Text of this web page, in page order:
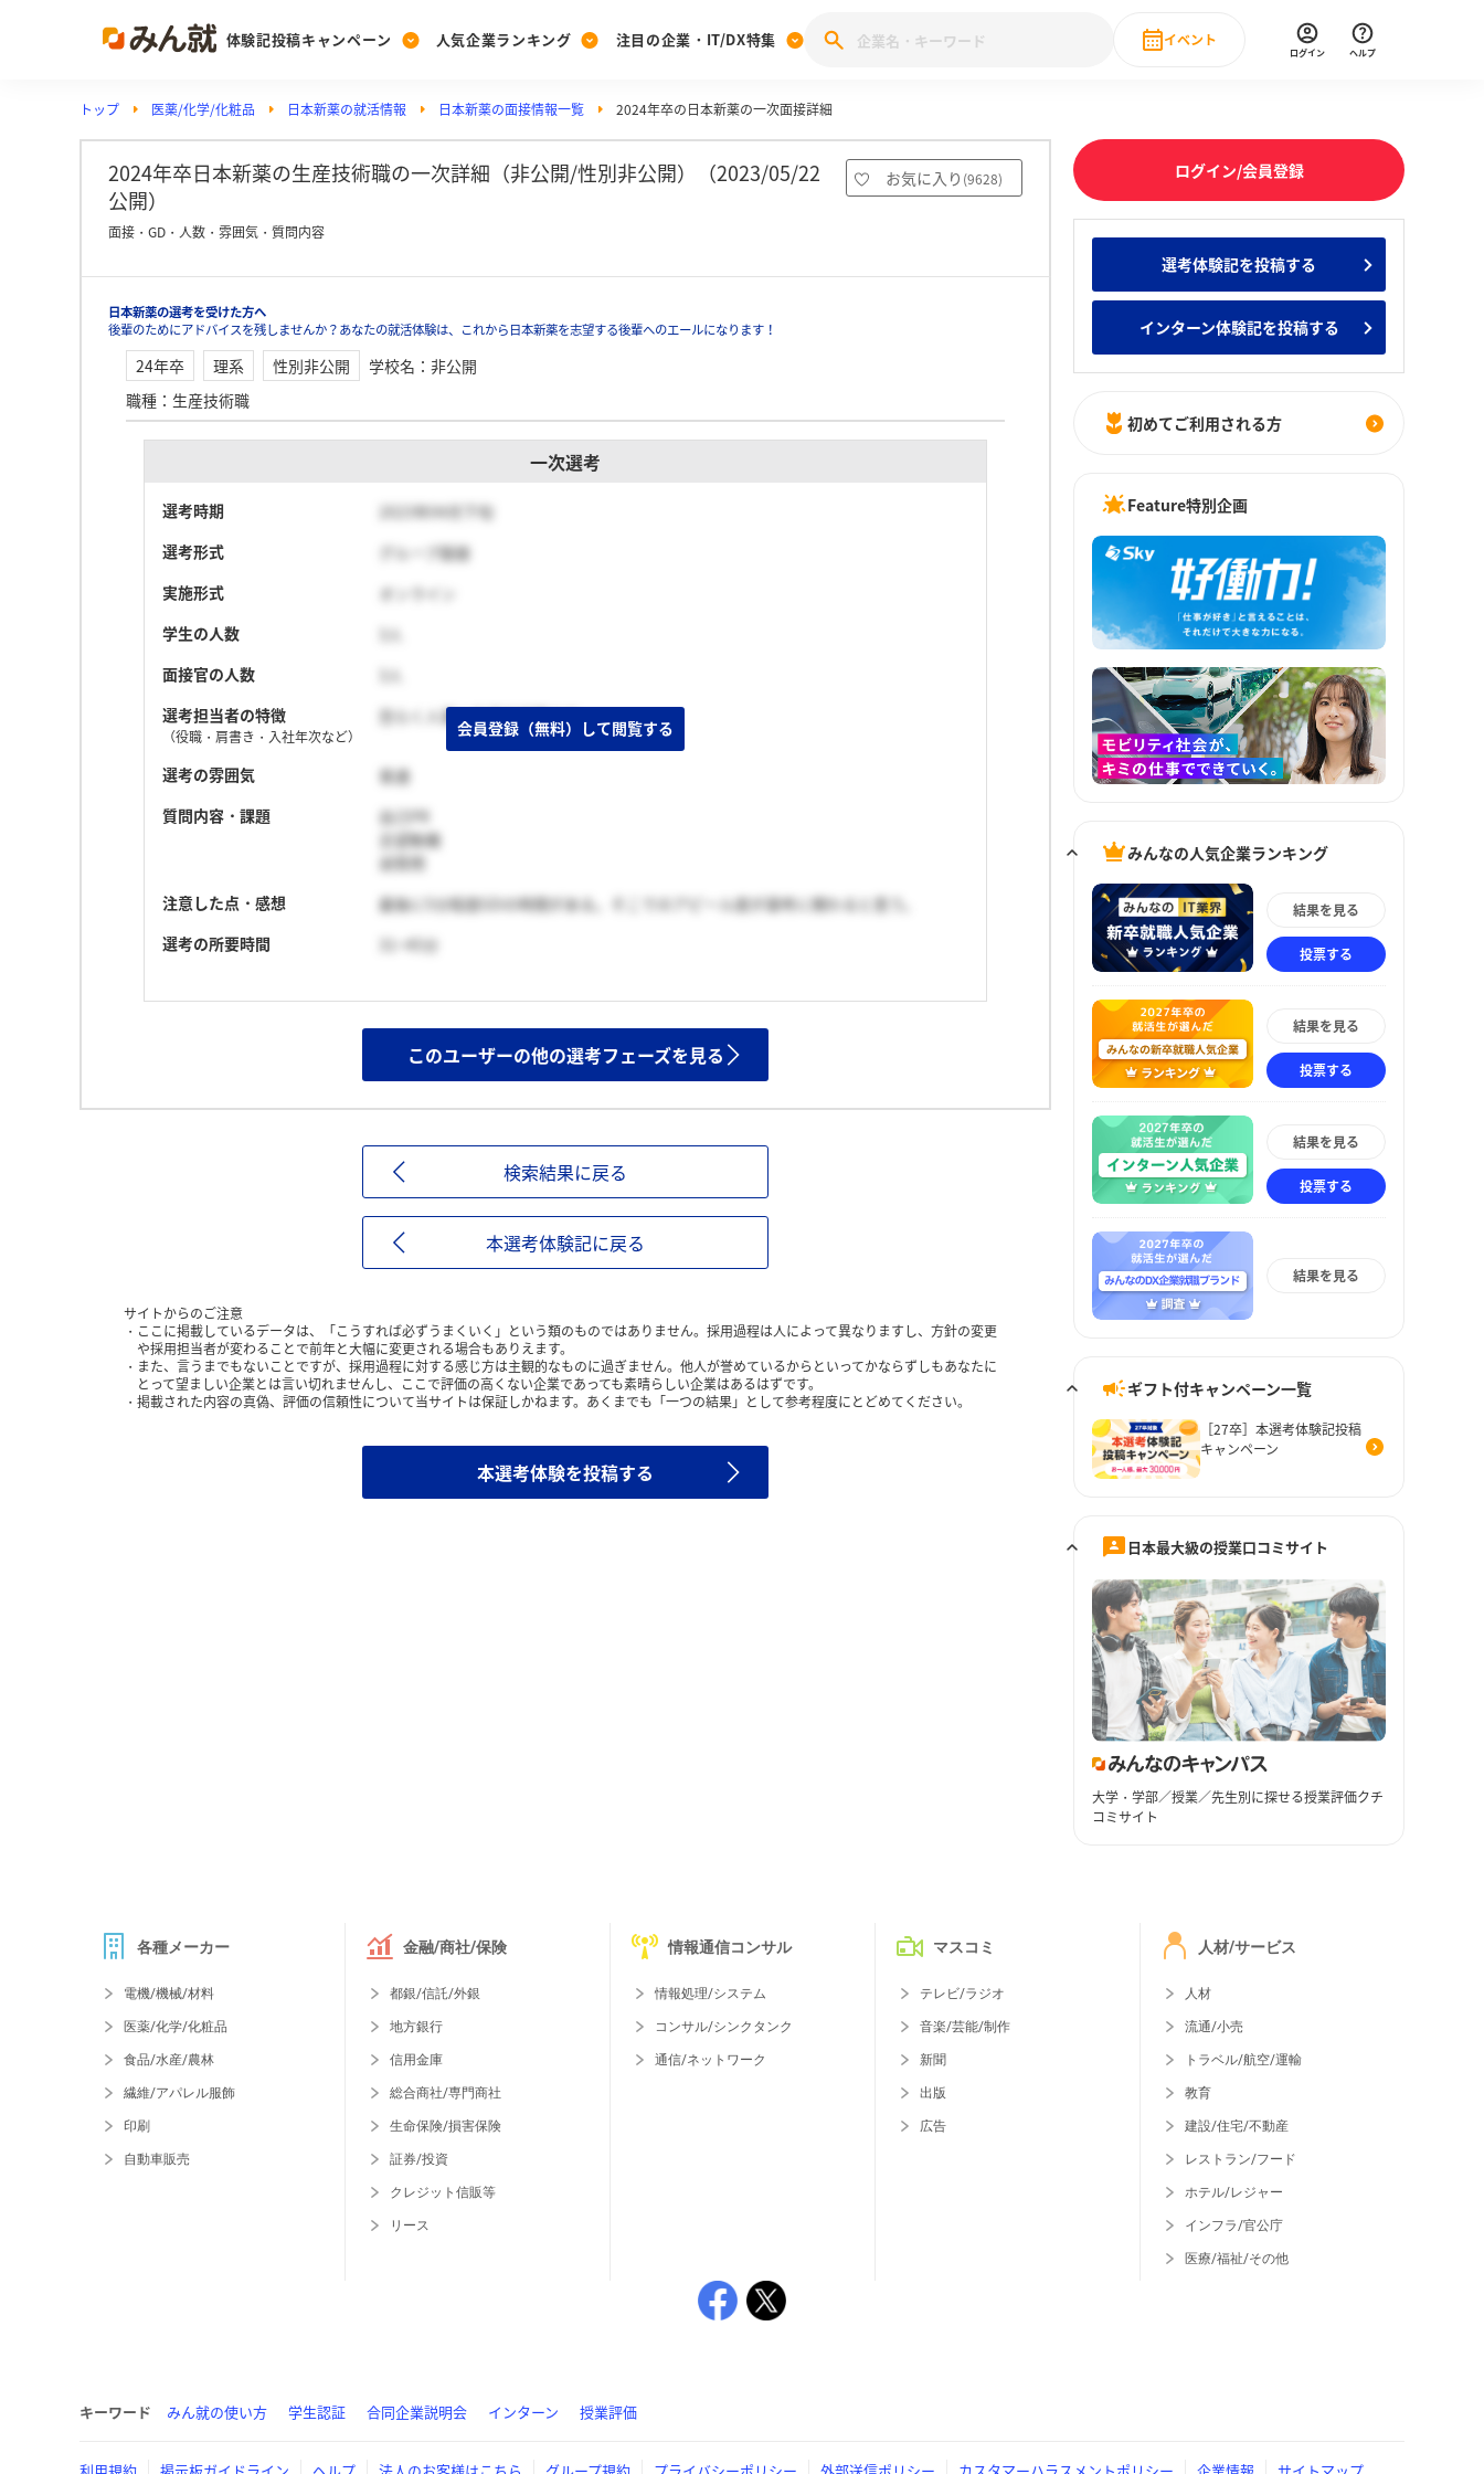
体験記投稿キャンペーン
Post
投稿する
[27卒] 本選考体験記投稿キャンペーン
人気企業ランキング
Ranking
ランキングを見る
みんなのDX企業就職ブランド調査
みんなの新卒就職人気企業ランキング みんなのインターン人気企業ランキ
注目の企業・IT/DX特集
PickUp
注目の企業特集
28卒 IT・DX現場社員インタビュー
動画で知ろう！業界・企業研究
イベント
直近のイベント一覧
ログイン ヘルプ
トップ 医薬/化学/化粧品 日本新薬の就活情報 日本新薬の面接情報一覧 2024年卒の日本新薬の一次面接詳細
2024年卒日本新薬の生産技術職の一次詳細（非公開/性別非公開）（2023/05/22
公開）
お気に入り (9628)
面接・GD・人数・雰囲気・質問内容
日本新薬の選考を受けた方へ
後輩のためにアドバイスを残しませんか？あなたの就活体験は、これから日本新薬を志望する後輩へのエールになります！
24年卒 理系 性別非公開 学校名 ： 非公開
職種 ： 生産技術職
一次選考
選考時期
2023年04月下旬
選考形式
グループ面接
実施形式
オンライン
学生の人数
面接官の人数
選考担当者の特徴
（役職・肩書き・入社年次など）
恐らく人事と生産技術職の方
選考の雰囲気
普通
質問内容・課題
自己PR
志望動機
逆質問
注意した点・感想
最後に5分程度GDの時間がある。そこでのアピール度が選考に関わると思う。
選考の所要時間
31~45分
このユーザーの他の選考フェーズを見る
検索結果に戻る
本選考体験記に戻る
サイトからのご注意
ここに掲載しているデータは、「こうすれば必ずうまくいく」という類のものではありません。採用過程は人によって異なりますし、方針の変更
や採用担当者が変わることで前年と大幅に変更される場合もありえます。
また、言うまでもないことですが、採用過程に対する感じ方は主観的なものに過ぎません。他人が誉めているからといってかならずしもあなたに
とって望ましい企業とは言い切れませんし、ここで評価の高くない企業であっても素晴らしい企業はあるはずです。
掲載された内容の真偽、評価の信頼性について当サイトは保証しかねます。あくまでも「一つの結果」として参考程度にとどめてください。
本選考体験を投稿する
ログイン/会員登録
選考体験記を投稿する
インターン体験記を投稿する
初めてご利用される方
Feature特別企画
みんなの人気企業ランキング
結果を見る
投票する
結果を見る
投票する
結果を見る
投票する
結果を見る
ギフト付キャンペーン一覧
［27卒］本選考体験記投稿
キャンペーン
日本最大級の授業口コミサイト
大学・学部／授業／先生別に探せる授業評価クチ
コミサイト
各種メーカー
電機/機械/材料
医薬/化学/化粧品
食品/水産/農林
繊維/アパレル服飾
印刷
自動車販売
金融/商社/保険
都銀/信託/外銀
地方銀行
信用金庫
総合商社/専門商社
生命保険/損害保険
証券/投資
クレジット信販等
リース
情報通信コンサル
情報処理/システム
コンサル/シンクタンク
通信/ネットワーク
マスコミ
テレビ/ラジオ
音楽/芸能/制作
新聞
出版
広告
人材/サービス
人材
流通/小売
トラベル/航空/運輸
教育
建設/住宅/不動産
レストラン/フード
ホテル/レジャー
インフラ/官公庁
医療/福祉/その他
キーワード みん就の使い方 学生認証 合同企業説明会 インターン 授業評価